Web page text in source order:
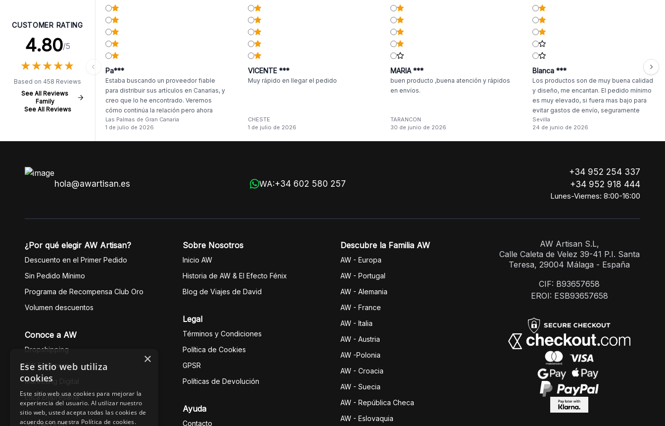
CUSTOMER RATING
4.80/5
★★★★★
★★★★★
Based on 458 Reviews
See All Reviews
Family
See All Reviews
Pa***
Estaba buscando un proveedor fiable
para distribuir sus artículos en Canarias, y
creo que lo he encontrado. Veremos
cómo continúa la relación pero ahora
mismo el primer pedido me deja muy
satisfecho. Llego antes de tiempo, y, sin
ser dos productos, lo demás llego
Las Palmas de Gran Canaria
1 de julio de 2026
VICENTE ***
Muy rápido en llegar el pedido
CHESTE
1 de julio de 2026
MARIA ***
buen producto ,buena atención y rápidos
en envíos.
TARANCON
30 de junio de 2026
Blanca ***
Los productos son de muy buena calidad
y diseño, me encantan. El pedido mínimo
es muy elevado, si fuera mas bajo para
evitar gastos de envío, seguramente
haría compras más a menudo.
Sevilla
24 de junio de 2026
hola@awartisan.es WA:+34 602 580 257
+34 952 254 337
+34 952 918 444
Lunes-Viernes: 8:00-16:00
¿Por qué elegir AW Artisan?
Descuento en el Primer Pedido
Sin Pedido Mínimo
Programa de Recompensa Club Oro
Volumen descuentos
Conoce a AW
Dropshipping
AW Fulfilment
Marketing Digital
Ética Empresarial
Sobre Nosotros
Inicio AW
Historia de AW & El Efecto Fénix
Blog de Viajes de David
Legal
Términos y Condiciones
Política de Cookies
GPSR
Políticas de Devolución
Ayuda
Contacto
Descubre la Familia AW
AW - Europa
AW - Portugal
AW - Alemania
AW - France
AW - Italia
AW - Austria
AW -Polonia
AW - Croacia
AW - Suecia
AW - República Checa
AW - Eslovaquia
AW Artisan S.L,
Calle Caleta de Velez 39-41 P.I. Santa
Teresa, 29004 Málaga - España
CIF: B93657658
EROI: ESB93657658
×
Ese sitio web utiliza
cookies
Este sitio web usa cookies para mejorar la
experiencia del usuario. Al utilizar nuestro
sitio web, usted acepta todas las cookies de
acuerdo con nuestra Política de cookies.